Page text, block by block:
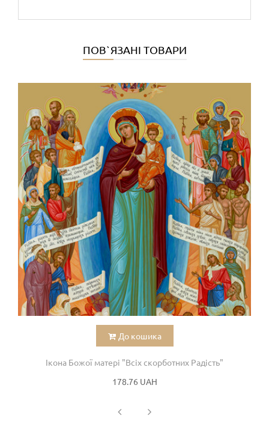
ПОВ`ЯЗАНІ ТОВАРИ
До кошика
Ікона Божої матері "Всіх скорботних Радість"
178.76 UAH